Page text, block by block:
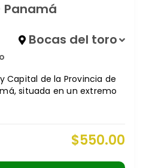
Panamá
Bocas del toro
Capital de la Provincia de
situada en un extremo
$550.00